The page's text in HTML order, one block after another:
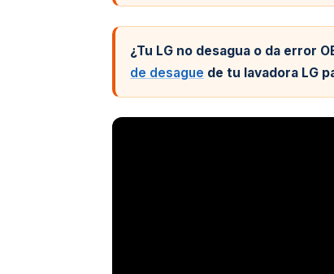
¿Tu LG no desagua o da error
de desague de tu lavadora LG